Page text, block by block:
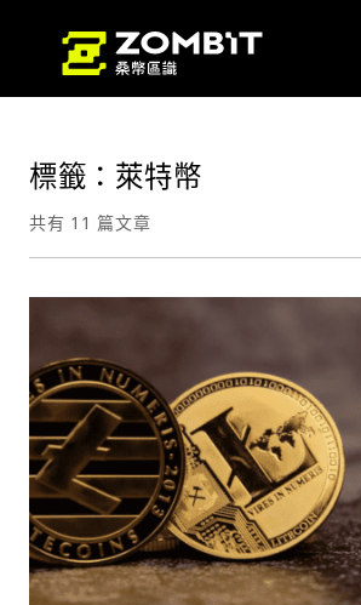
標籤：萊特幣
共有 11 篇文章